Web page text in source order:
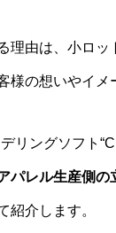
理由は、小ロ
の想いやイメ
リングソフト
パレル生産側の
紹介します。